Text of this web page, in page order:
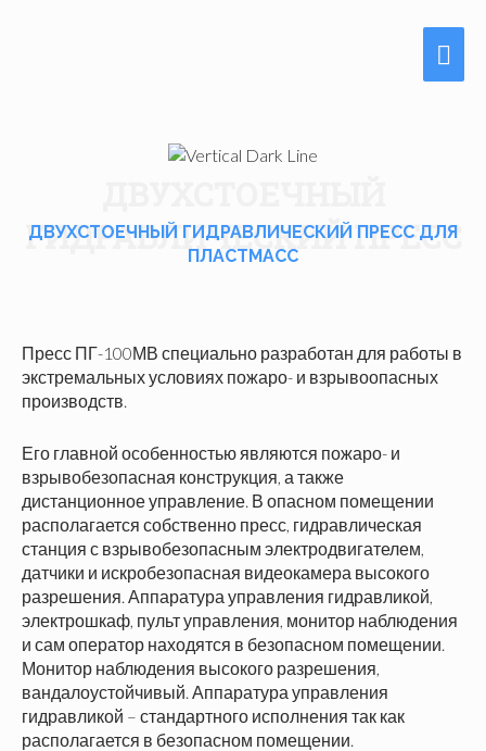
ГИДРАВЛИЧЕСКИЙ ПРЕСС
ДВУХСТОЕЧНЫЙ ГИДРАВЛИЧЕСКИЙ ПРЕСС ДЛЯ
ПЛАСТМАСС
Пресс ПГ-100МВ специально разработан для работы в
экстремальных условиях пожаро- и взрывоопасных
производств.
Его главной особенностью являются пожаро- и
взрывобезопасная конструкция, а также
дистанционное управление. В опасном помещении
располагается собственно пресс, гидравлическая
станция с взрывобезопасным электродвигателем,
датчики и искробезопасная видеокамера высокого
разрешения. Аппаратура управления гидравликой,
электрошкаф, пульт управления, монитор наблюдения
и сам оператор находятся в безопасном помещении.
Монитор наблюдения высокого разрешения,
вандалоустойчивый. Аппаратура управления
гидравликой – стандартного исполнения так как
располагается в безопасном помещении.